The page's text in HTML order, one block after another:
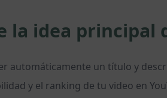
la idea principal
automáticamente un título y
y el ranking de tu video en